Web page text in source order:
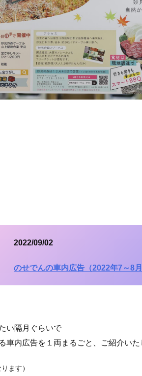
2022/09/02
のせでんの車内広告（2022年7～8月
い隔月ぐらいで
車内広告を１両まるごと、ご紹介いた
ます）